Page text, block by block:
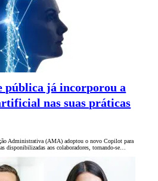
pública já incorporou a
nas suas práticas
Administrativa (AMA) adoptou o novo Copilot para
disponibilizadas aos colaboradores, tornando-se…